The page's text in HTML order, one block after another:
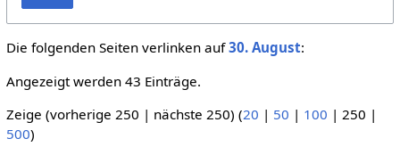
Die folgenden Seiten verlinken auf30. August:
Angezeigt werden 43 Einträge.
Zeige (vorherige 250 | nächste 250) (20 | 50 | 100 | 250 |
500)